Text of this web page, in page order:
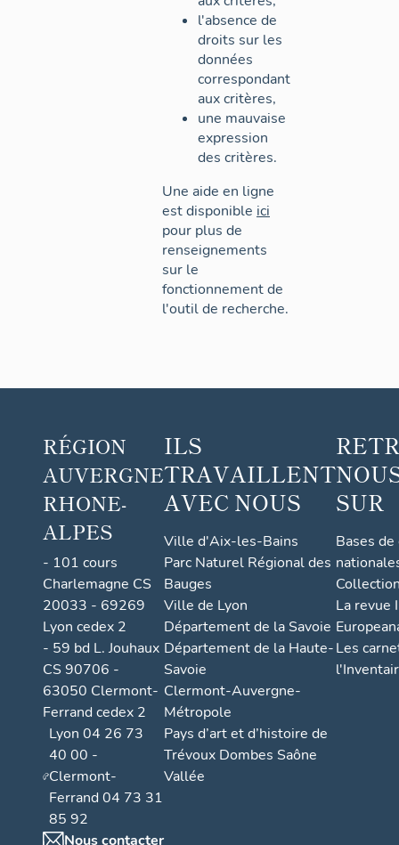
l'absence de
droits sur les
données
correspondant
aux critères,
une mauvaise
expression
des critères.
Une aide en ligne
est disponible ici
pour plus de
renseignements
sur le
fonctionnement de
l'outil de recherche.
RÉGION
AUVERGNE
RHONE-
ALPES
- 101 cours
Charlemagne CS
20033 - 69269
Lyon cedex 2
- 59 bd L. Jouhaux
CS 90706 -
63050 Clermont-
Ferrand cedex 2
Lyon 04 26 73
40 00 -
Clermont-
Ferrand 04 73 31
85 92
Nous contacter
ILS
TRAVAILLENT
AVEC NOUS
Ville d'Aix-les-Bains
Parc Naturel Régional des
Bauges
Ville de Lyon
Département de la Savoie
Département de la Haute-
Savoie
Clermont-Auvergne-
Métropole
Pays d’art et d’histoire de
Trévoux Dombes Saône
Vallée
SUR
Bases
La revue
Les